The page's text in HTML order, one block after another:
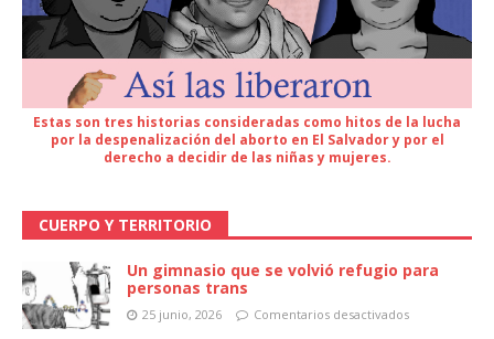
Estas son tres historias consideradas como hitos de la lucha
por la despenalización del aborto en El Salvador y por el
derecho a decidir de las niñas y mujeres.
CUERPO Y TERRITORIO
Un gimnasio que se volvió refugio para
personas trans
25 junio, 2026 Comentarios desactivados